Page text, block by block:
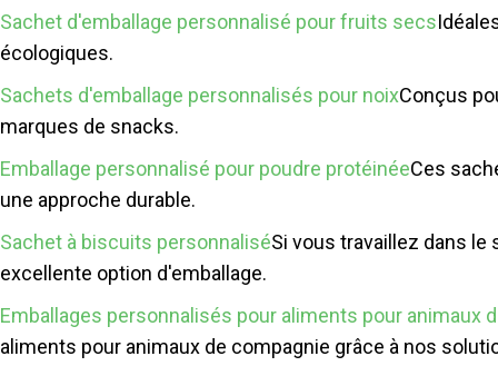
Sachet d'emballage personnalisé pour fruits secs
écologiques.
Sachets d'emballage personnalisés pour noixConçus
marques de snacks.
Emballage personnalisé pour poudre protéinéeCes
une approche durable.
Sachet à biscuits personnaliséSi vous travaillez dans
excellente option d'emballage.
Emballages personnalisés pour aliments pour animaux
aliments pour animaux de compagnie grâce à nos